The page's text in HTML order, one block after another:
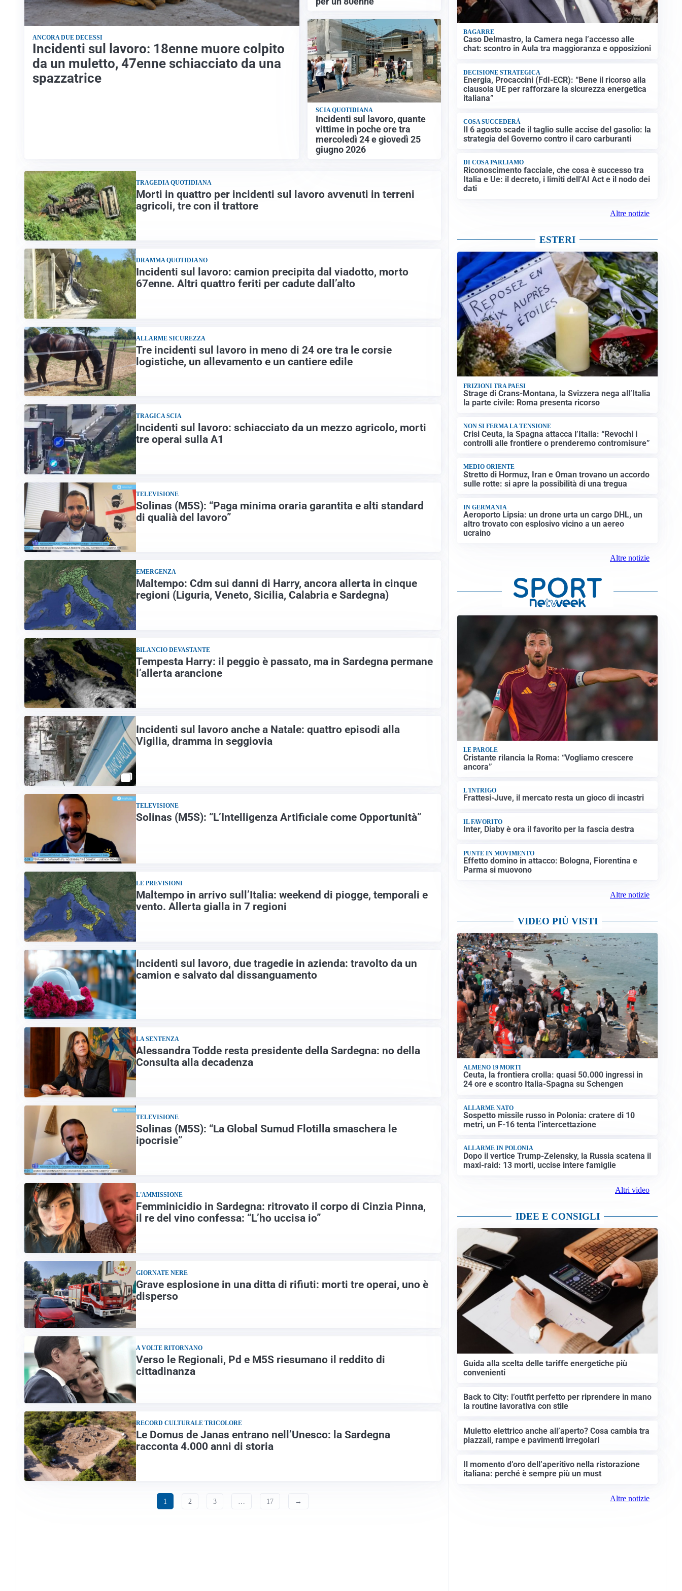
ANCORA DUE DECESSI
Incidenti sul lavoro: 18enne muore colpito
da un muletto, 47enne schiacciato da una
spazzatrice
SCIA QUOTIDIANA
Incidenti sul lavoro, quante
vittime in poche ore tra
mercoledì 24 e giovedì 25
giugno 2026
TRAGEDIA QUOTIDIANA
Morti in quattro per incidenti sul lavoro avvenuti in terreni
agricoli, tre con il trattore
DRAMMA QUOTIDIANO
Incidenti sul lavoro: camion precipita dal viadotto, morto
67enne. Altri quattro feriti per cadute dall’alto
ALLARME SICUREZZA
Tre incidenti sul lavoro in meno di 24 ore tra le corsie
logistiche, un allevamento e un cantiere edile
TRAGICA SCIA
Incidenti sul lavoro: schiacciato da un mezzo agricolo, morti
tre operai sulla A1
TELEVISIONE
Solinas (M5S): “Paga minima oraria garantita e alti standard
di qualià del lavoro”
EMERGENZA
Maltempo: Cdm sui danni di Harry, ancora allerta in cinque
regioni (Liguria, Veneto, Sicilia, Calabria e Sardegna)
BILANCIO DEVASTANTE
Tempesta Harry: il peggio è passato, ma in Sardegna permane
l’allerta arancione
Incidenti sul lavoro anche a Natale: quattro episodi alla
Vigilia, dramma in seggiovia
TELEVISIONE
Solinas (M5S): “L’Intelligenza Artificiale come Opportunità”
LE PREVISIONI
Maltempo in arrivo sull’Italia: weekend di piogge, temporali e
vento. Allerta gialla in 7 regioni
Incidenti sul lavoro, due tragedie in azienda: travolto da un
camion e salvato dal dissanguamento
LA SENTENZA
Alessandra Todde resta presidente della Sardegna: no della
Consulta alla decadenza
TELEVISIONE
Solinas (M5S): “La Global Sumud Flotilla smaschera le
ipocrisie”
L'AMMISSIONE
Femminicidio in Sardegna: ritrovato il corpo di Cinzia Pinna,
il re del vino confessa: “L’ho uccisa io”
GIORNATE NERE
Grave esplosione in una ditta di rifiuti: morti tre operai, uno è
disperso
A VOLTE RITORNANO
Verso le Regionali, Pd e M5S riesumano il reddito di
cittadinanza
RECORD CULTURALE TRICOLORE
Le Domus de Janas entrano nell’Unesco: la Sardegna
racconta 4.000 anni di storia
1 2 3 17 →
BAGARRE
Caso Delmastro, la Camera nega l’accesso alle
chat: scontro in Aula tra maggioranza e opposizioni
DECISIONE STRATEGICA
Energia, Procaccini (FdI-ECR): “Bene il ricorso alla
clausola UE per rafforzare la sicurezza energetica
italiana”
COSA SUCCEDERÀ
Il 6 agosto scade il taglio sulle accise del gasolio: la
strategia del Governo contro il caro carburanti
DI COSA PARLIAMO
Riconoscimento facciale, che cosa è successo tra
Italia e Ue: il decreto, i limiti dell’AI Act e il nodo dei
dati
Altre notizie
ESTERI
FRIZIONI TRA PAESI
Strage di Crans-Montana, la Svizzera nega all’Italia
la parte civile: Roma presenta ricorso
NON SI FERMA LA TENSIONE
Crisi Ceuta, la Spagna attacca l’Italia: “Revochi i
controlli alle frontiere o prenderemo contromisure”
MEDIO ORIENTE
Stretto di Hormuz, Iran e Oman trovano un accordo
sulle rotte: si apre la possibilità di una tregua
IN GERMANIA
Aeroporto Lipsia: un drone urta un cargo DHL, un
altro trovato con esplosivo vicino a un aereo
ucraino
Altre notizie
LE PAROLE
Cristante rilancia la Roma: “Vogliamo crescere
ancora”
L'INTRIGO
Frattesi-Juve, il mercato resta un gioco di incastri
IL FAVORITO
Inter, Diaby è ora il favorito per la fascia destra
PUNTE IN MOVIMENTO
Effetto domino in attacco: Bologna, Fiorentina e
Parma si muovono
Altre notizie
VIDEO PIÙ VISTI
ALMENO 19 MORTI
Ceuta, la frontiera crolla: quasi 50.000 ingressi in
24 ore e scontro Italia-Spagna su Schengen
ALLARME NATO
Sospetto missile russo in Polonia: cratere di 10
metri, un F-16 tenta l’intercettazione
ALLARME IN POLONIA
Dopo il vertice Trump-Zelensky, la Russia scatena il
maxi-raid: 13 morti, uccise intere famiglie
Altri video
IDEE E CONSIGLI
Guida alla scelta delle tariffe energetiche più
convenienti
Back to City: l’outfit perfetto per riprendere in mano
la routine lavorativa con stile
Muletto elettrico anche all’aperto? Cosa cambia tra
piazzali, rampe e pavimenti irregolari
Il momento d’oro dell’aperitivo nella ristorazione
italiana: perché è sempre più un must
Altre notizie